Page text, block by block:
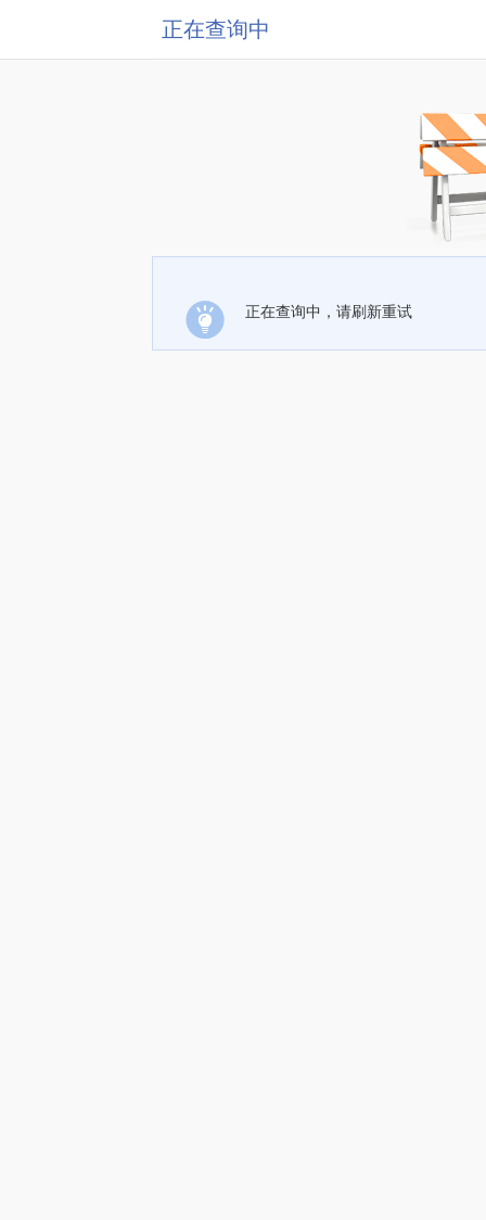
正在查询中
正在查询中，请刷新重试